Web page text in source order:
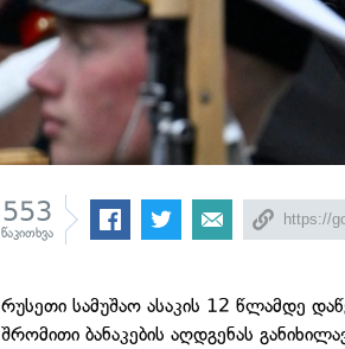
553
წაკითხვა
რუსეთი სამუშაო ასაკის 12 წლამდე
შრომითი ბანაკების აღდგენას